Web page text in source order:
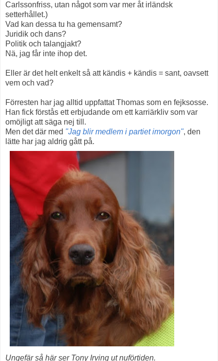
Carlssonfriss, utan något som var mer åt irländsk
setterhållet.)
Vad kan dessa tu ha gemensamt?
Juridik och dans?
Politik och talangjakt?
Nä, jag får inte ihop det.
Eller är det helt enkelt så att kändis + kändis = sant, oavsett
vem och vad?
Förresten har jag alltid uppfattat Thomas som en fejksosse.
Han fick förstås ett erbjudande om ett karriärkliv som var
omöjligt att säga nej till.
Men det där med "Jag blir medlem i partiet imorgon", den
lätte har jag aldrig gått på.
Ungefär så här ser Tony Irving ut nuförtiden.